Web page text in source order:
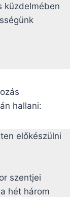
küzdelmében
hallani:
előkészülni
szentjei
hét három